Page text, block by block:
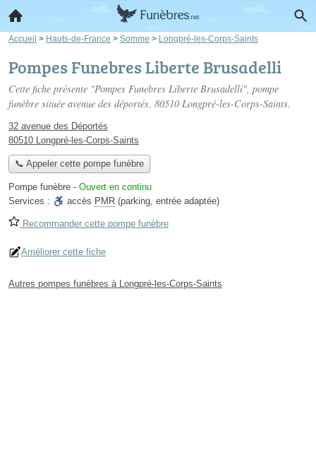
Accueil > Hauts-de-France > Somme > Longpré-les-Corps-Saints
Pompes Funebres Liberte Brusadelli
Cette fiche présente "Pompes Funebres Liberte Brusadelli", pompe
funèbre située avenue des déportés, 80510 Longpré-les-Corps-Saints.
32 avenue des Déportés
80510 Longpré-les-Corps-Saints
📞 Appeler cette pompe funèbre
Pompe funèbre - Ouvert en continu
Services :
accès PMR (parking, entrée adaptée)
Recommander cette pompe funèbre
Améliorer cette fiche
Autres pompes funèbres à Longpré-les-Corps-Saints